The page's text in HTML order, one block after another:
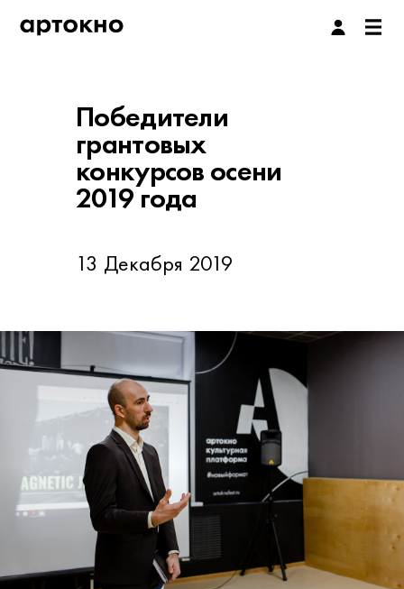
Победители
грантовых
конкурсов осени
2019 года
13 Декабря 2019